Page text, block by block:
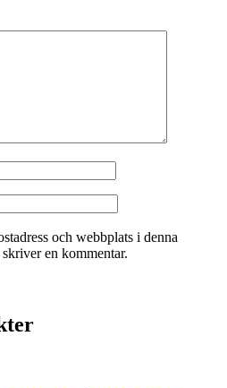
och webbplats i denna
en kommentar.